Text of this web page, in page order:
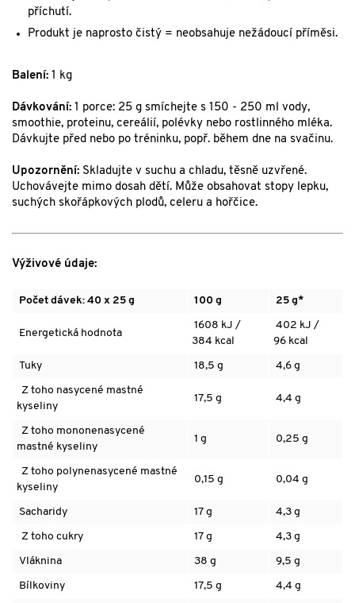
příchutí.
Produkt je naprosto čistý = neobsahuje nežádoucí příměsi.
Balení: 1 kg
Dávkování: 1 porce: 25 g smíchejte s 150 - 250 ml vody,
smoothie, proteinu, cereálií, polévky nebo rostlinného mléka.
Dávkujte před nebo po tréninku, popř. během dne na svačinu.
Upozornění: Skladujte v suchu a chladu, těsně uzvřené.
Uchovávejte mimo dosah dětí. Může obsahovat stopy lepku,
suchých skořápkových plodů, celeru a hořčice.
Výživové údaje:
Počet dávek: 40 x 25 g 100 g 25 g*
Energetická hodnota
1608 kJ /
384 kcal
402 kJ /
96 kcal
Tuky 18,5 g 4,6 g
Z toho nasycené mastné
kyseliny
17,5 g 4,4 g
Z toho mononenasycené
mastné kyseliny
1 g 0,25 g
Z toho polynenasycené mastné
kyseliny
0,15 g 0,04 g
Sacharidy 17 g 4,3 g
Z toho cukry 17 g 4,3 g
Vláknina 38 g 9,5 g
Bílkoviny 17,5 g 4,4 g